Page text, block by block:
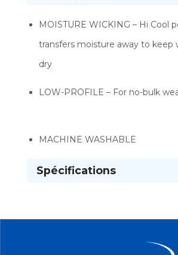
MOISTURE WICKING – Hi Cool
transfers moisture away to keep
dry
LOW-PROFILE – For no-bulk
MACHINE WASHABLE
Spécifications